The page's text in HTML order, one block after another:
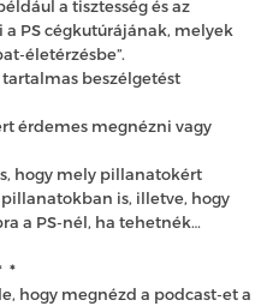
a tisztesség és az
a PS cégkutúrájának, melyek
életérzésbe”.
beszélgetést
érdemes megnézni vagy
hogy mely pillanatokért
is, illetve, hogy
a PS-nél, ha tehetnék…
*
hogy megnézd a podcast-et a